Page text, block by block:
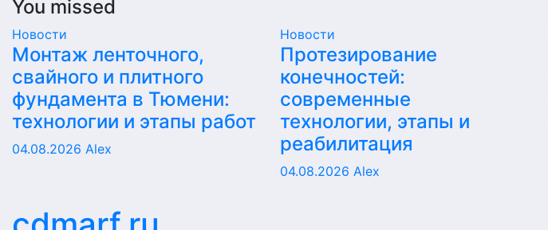
You missed
Новости
Монтаж ленточного,
свайного и плитного
фундамента в Тюмени:
технологии и этапы работ
04.08.2026 Alex
Новости
Протезирование
конечностей:
современные
технологии, этапы и
реабилитация
04.08.2026 Alex